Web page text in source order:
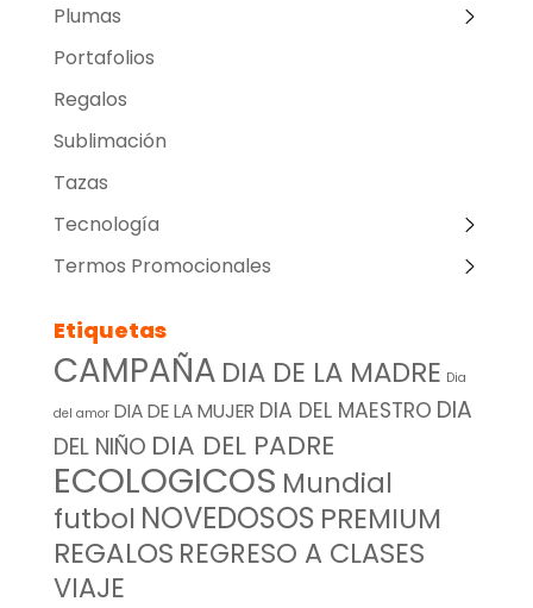
Plumas
Portafolios
Regalos
Sublimación
Tazas
Tecnología
Termos Promocionales
Etiquetas
CAMPAÑA DIA DE LA MADRE Dia
del amor DIA DE LA MUJER DIA DEL MAESTRO DIA
DEL NIÑO DIA DEL PADRE
ECOLOGICOS Mundial
futbol NOVEDOSOS PREMIUM
REGALOS REGRESO A CLASES
VIAJE